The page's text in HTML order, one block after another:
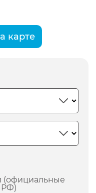
карте
(официальные
РФ)